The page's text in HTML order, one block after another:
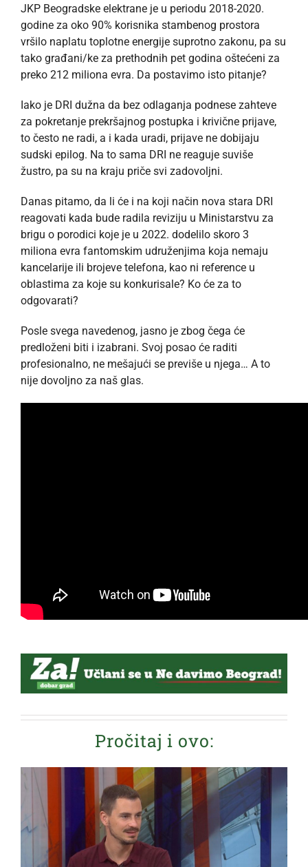
JKP Beogradske elektrane je u periodu 2018-2020.
godine za oko 90% korisnika stambenog prostora
vršilo naplatu toplotne energije suprotno zakonu, pa su
tako građani/ke za prethodnih pet godina oštećeni za
preko 212 miliona evra. Da postavimo isto pitanje?
Iako je DRI dužna da bez odlaganja podnese zahteve
za pokretanje prekršajnog postupka i krivične prijave,
to često ne radi, a i kada uradi, prijave ne dobijaju
sudski epilog. Na to sama DRI ne reaguje suviše
žustro, pa su na kraju priče svi zadovoljni.
Danas pitamo, da li će i na koji način nova stara DRI
reagovati kada bude radila reviziju u Ministarstvu za
brigu o porodici koje je u 2022. dodelilo skoro 3
miliona evra fantomskim udruženjima koja nemaju
kancelarije ili brojeve telefona, kao ni reference u
oblastima za koje su konkurisale? Ko će za to
odgovarati?
Posle svega navedenog, jasno je zbog čega će
predloženi biti i izabrani. Svoj posao će raditi
profesionalno, ne mešajući se previše u njega… A to
nije dovoljno za naš glas.
Pročitaj i ovo: